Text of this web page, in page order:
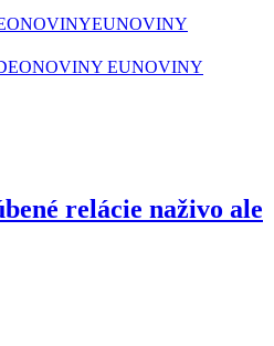
EUNOVINY
EUNOVINY
relácie naživo ale